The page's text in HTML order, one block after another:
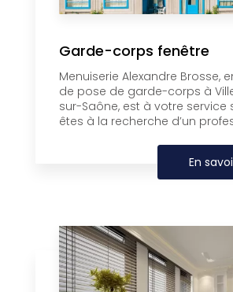
Garde-corps fenêtre
Menuiserie Alexandre Brosse,
de pose de garde-corps à
sur-Saône, est à votre service
êtes à la recherche d’un
En